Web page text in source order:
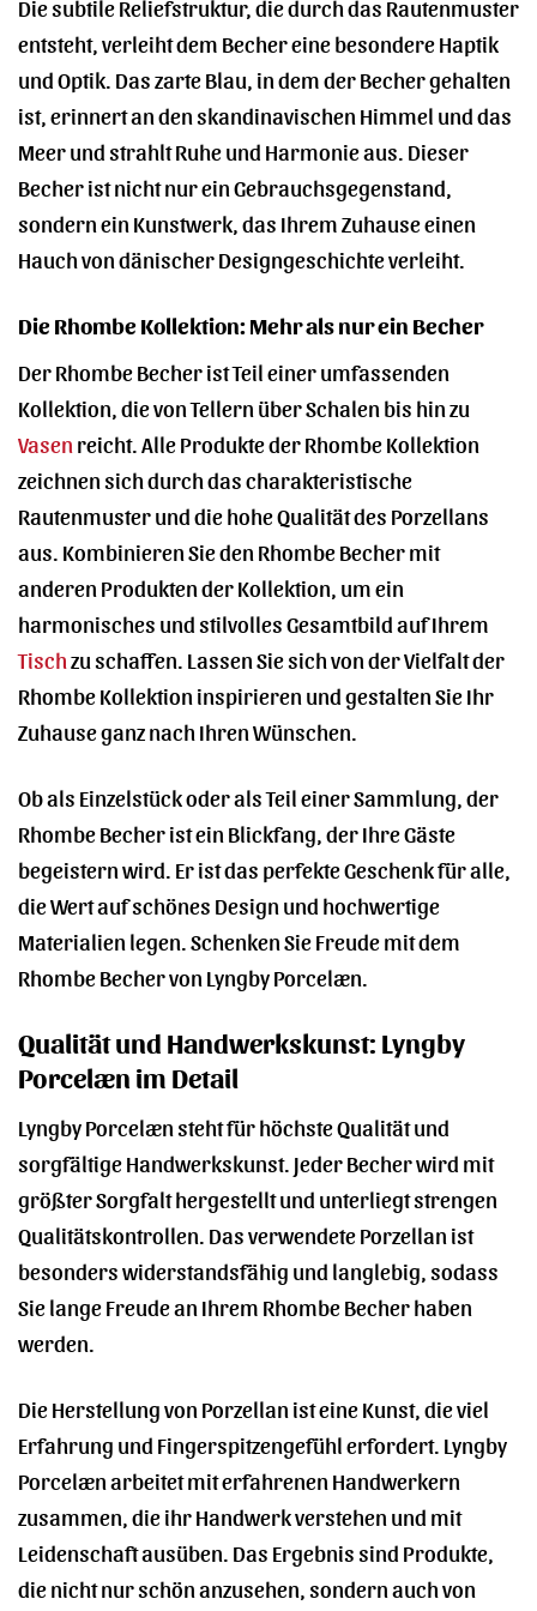
Die subtile Reliefstruktur, die durch das Rautenmuster
entsteht, verleiht dem Becher eine besondere Haptik
und Optik. Das zarte Blau, in dem der Becher gehalten
ist, erinnert an den skandinavischen Himmel und das
Meer und strahlt Ruhe und Harmonie aus. Dieser
Becher ist nicht nur ein Gebrauchsgegenstand,
sondern ein Kunstwerk, das Ihrem Zuhause einen
Hauch von dänischer Designgeschichte verleiht.
Die Rhombe Kollektion: Mehr als nur ein Becher
Der Rhombe Becher ist Teil einer umfassenden
Kollektion, die von Tellern über Schalen bis hin zu
Vasen reicht. Alle Produkte der Rhombe Kollektion
zeichnen sich durch das charakteristische
Rautenmuster und die hohe Qualität des Porzellans
aus. Kombinieren Sie den Rhombe Becher mit
anderen Produkten der Kollektion, um ein
harmonisches und stilvolles Gesamtbild auf Ihrem
Tischzu schaffen. Lassen Sie sich von der Vielfalt der
Rhombe Kollektion inspirieren und gestalten Sie Ihr
Zuhause ganz nach Ihren Wünschen.
Ob als Einzelstück oder als Teil einer Sammlung, der
Rhombe Becher ist ein Blickfang, der Ihre Gäste
begeistern wird. Er ist das perfekte Geschenk für alle,
die Wert auf schönes Design und hochwertige
Materialien legen. Schenken Sie Freude mit dem
Rhombe Becher von Lyngby Porcelæn.
Qualität und Handwerkskunst: Lyngby
Porcelæn im Detail
Lyngby Porcelæn steht für höchste Qualität und
sorgfältige Handwerkskunst. Jeder Becher wird mit
größter Sorgfalt hergestellt und unterliegt strengen
Qualitätskontrollen. Das verwendete Porzellan ist
besonders widerstandsfähig und langlebig, sodass
Sie lange Freude an Ihrem Rhombe Becher haben
werden.
Die Herstellung von Porzellan ist eine Kunst, die viel
Erfahrung und Fingerspitzengefühl erfordert. Lyngby
Porcelæn arbeitet mit erfahrenen Handwerkern
zusammen, die ihr Handwerk verstehen und mit
Leidenschaft ausüben. Das Ergebnis sind Produkte,
die nicht nur schön anzusehen, sondern auch von